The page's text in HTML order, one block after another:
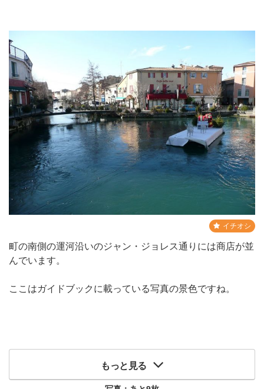
イチオシ
町の南側の運河沿いのジャン・ジョレス通りには商店が並
んでいます。
ここはガイドブックに載っている写真の景色ですね。
もっと見る